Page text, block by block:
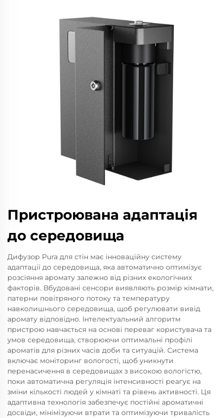
Пристроювана адаптація
до середовища
Дифузор Pura для стін має інноваційну систему
адаптації до середовища, яка автоматично оптимізує
розсіяння аромату залежно від різних екологічних
факторів. Вбудовані сенсори виявляють розмір кімнати,
патерни повітряного потоку та температуру
навколишнього середовища, щоб регулювати вивід
аромату відповідно. Інтелектуальний алгоритм
пристрою навчається на основі переваг користувача та
умов середовища, створюючи оптимальні профілі
ароматів для різних часів доби та ситуацій. Система
включає моніторинг вологості, щоб уникнути
перенасичення в середовищах з високою вологістю,
поки автоматична регуляція інтенсивності реагує на
зміни кількості людей у кімнаті та рівень активності. Ця
адаптивна технологія забезпечує постійні ароматичні
досвіди, мінімізуючи втрати та оптимізуючи тривалість